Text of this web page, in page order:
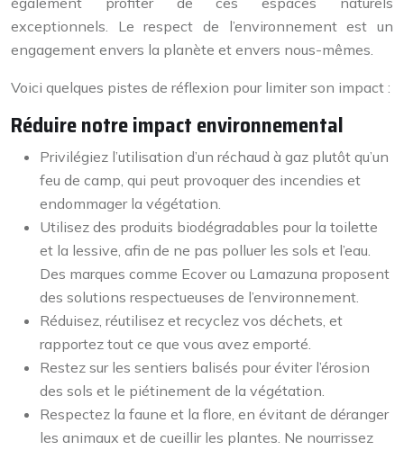
exceptionnels. Le respect de l’environnement est un
engagement envers la planète et envers nous-mêmes.
Voici quelques pistes de réflexion pour limiter son impact :
Réduire notre impact environnemental
Privilégiez l’utilisation d’un réchaud à gaz plutôt qu’un
feu de camp, qui peut provoquer des incendies et
endommager la végétation.
Utilisez des produits biodégradables pour la toilette
et la lessive, afin de ne pas polluer les sols et l’eau.
Des marques comme Ecover ou Lamazuna proposent
des solutions respectueuses de l’environnement.
Réduisez, réutilisez et recyclez vos déchets, et
rapportez tout ce que vous avez emporté.
Restez sur les sentiers balisés pour éviter l’érosion
des sols et le piétinement de la végétation.
Respectez la faune et la flore, en évitant de déranger
les animaux et de cueillir les plantes. Ne nourrissez